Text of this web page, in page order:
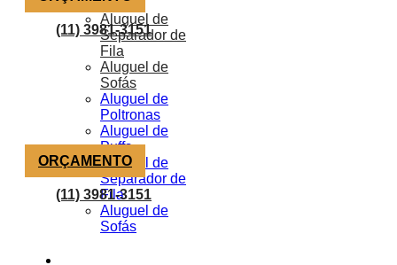
Puffs
Aluguel de
Separador de
Fila
Aluguel de
Sofás
Aluguel de
Poltronas
Aluguel de
Puffs
Aluguel de
Separador de
Fila
Aluguel de
Sofás
(11) 3981-3151
ORÇAMENTO
(11) 3981-3151